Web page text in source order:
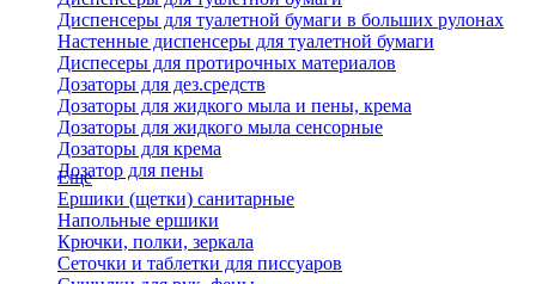
Диспенсеры для туалетной бумаги в больших рулонах
Настенные диспенсеры для туалетной бумаги
Диспесеры для протирочных материалов
Дозаторы для дез.средств
Дозаторы для жидкого мыла и пены, крема
Дозаторы для жидкого мыла сенсорные
Дозаторы для крема
Дозатор для пены
Еще
Ершики (щетки) санитарные
Напольные ершики
Крючки, полки, зеркала
Сеточки и таблетки для писсуаров